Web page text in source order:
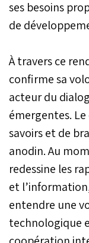
ses besoins
de
À travers ce
confirme sa
acteur du
émergentes.
savoirs et de
anodin. Au
redessine les
et
entendre une
technologique